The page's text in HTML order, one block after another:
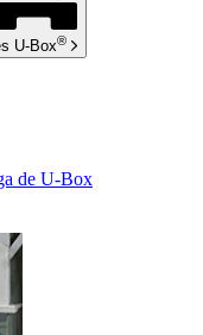
U-Box®
de U-Box